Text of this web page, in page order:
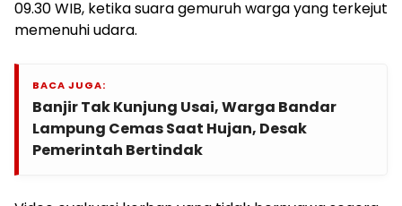
09.30 WIB, ketika suara gemuruh warga yang terkejut
memenuhi udara.
BACA JUGA:
Banjir Tak Kunjung Usai, Warga Bandar
Lampung Cemas Saat Hujan, Desak
Pemerintah Bertindak